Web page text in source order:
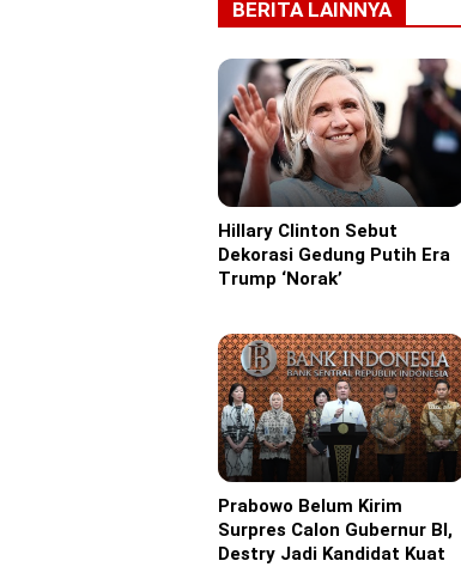
BERITA LAINNYA
Eropa
Hillary Clinton Sebut
Dekorasi Gedung Putih Era
Trump ‘Norak’
Headline
Prabowo Belum Kirim
Surpres Calon Gubernur BI,
Destry Jadi Kandidat Kuat